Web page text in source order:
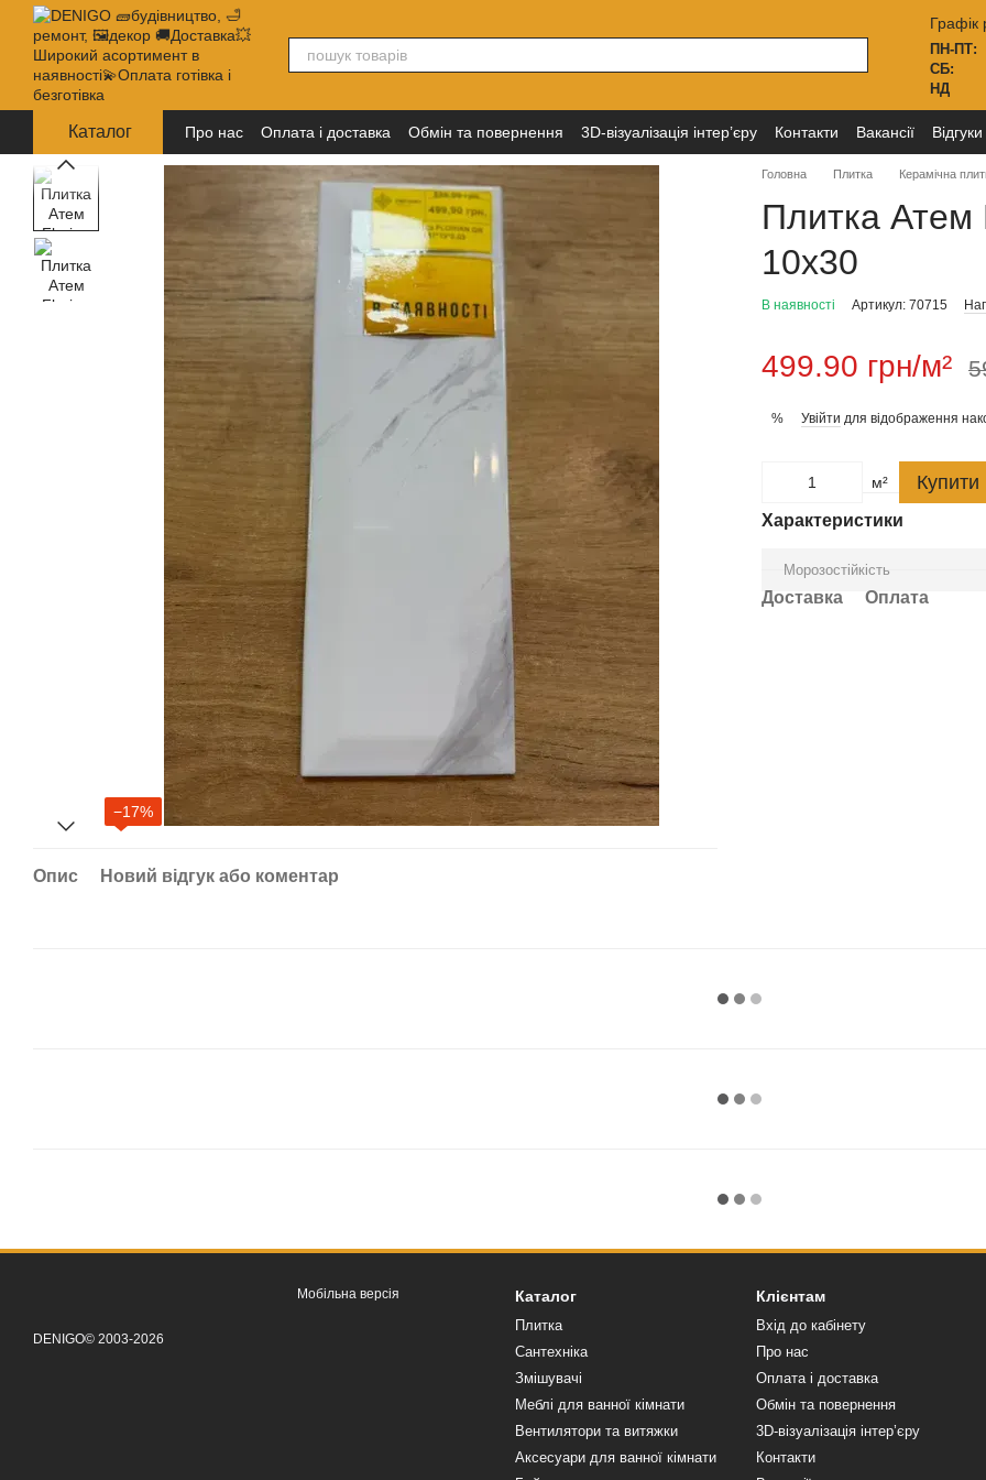
Перейти до основного контенту Графік
ПН-ПТ:
СБ:
НД
Каталог Про нас Оплата і доставка Обмін та повернення 3D-візуалізація інтер’єру Контакти Вакансії
Відгуки
Політика конфіденційності
−17%
Опис Новий відгук або коментар
Головна Плитка Керамічна
Плитка Атем
10x30
В наявності Артикул: 70715
499.90 грн/м²
% Увійти для відображення
м² Купити
Характеристики
Морозостійкість
Доставка Оплата
DENIGO© 2003-2026
Мобільна версія Каталог
Плитка
Сантехніка
Змішувачі
Меблі для ванної кімнати
Вентилятори та витяжки
Аксесуари для ванної кімнати
Клієнтам
Вхід до кабінету
Про нас
Оплата і доставка
Обмін та повернення
3D-візуалізація інтер’єру
Контакти